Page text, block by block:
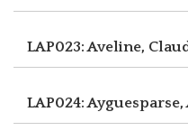
LAP023: Aveline,
LAP024: